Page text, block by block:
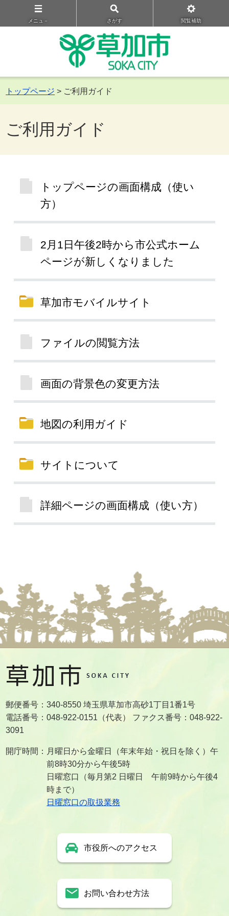
メニュ－ さがす 閲覧補助
トップページ > ご利用ガイド
ご利用ガイド
トップページの画面構成（使い
方）
2月1日午後2時から市公式ホーム
ページが新しくなりました
草加市モバイルサイト
ファイルの閲覧方法
画面の背景色の変更方法
地図の利用ガイド
サイトについて
詳細ページの画面構成（使い方）
郵便番号：340-8550 埼玉県草加市高砂1丁目1番1号
電話番号：048-922-0151（代表） ファクス番号：048-922-
3091
開庁時間：月曜日から金曜日（年末年始・祝日を除く）午
前8時30分から午後5時
日曜窓口（毎月第2 日曜日 午前9時から午後4
時まで）
日曜窓口の取扱業務
市役所へのアクセス
お問い合わせ方法